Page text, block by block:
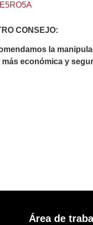
CONSEJO:
la
económica y
Área de